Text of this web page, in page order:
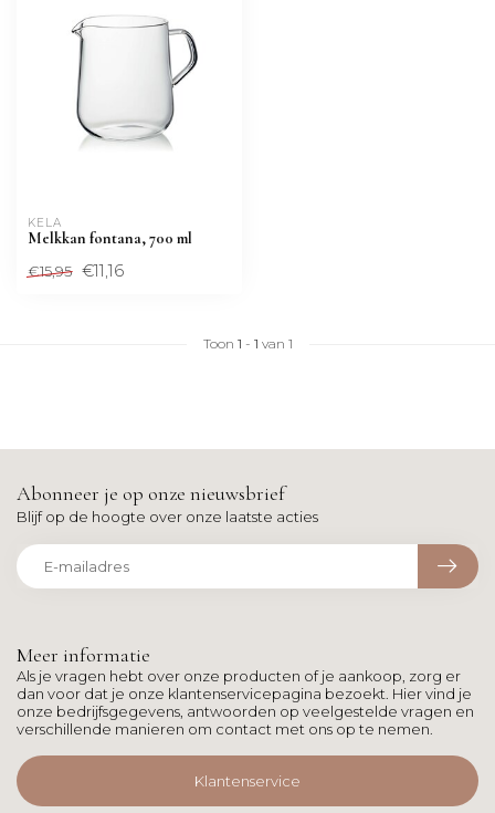
KELA
Melkkan fontana, 700 ml
€15,95 €11,16
Toon 1 - 1 van 1
Meer informatie
Als je vragen hebt over onze producten of je aankoop, zorg er
dan voor dat je onze klantenservicepagina bezoekt. Hier vind je
onze bedrijfsgegevens, antwoorden op veelgestelde vragen en
verschillende manieren om contact met ons op te nemen.
Klantenservice
Abonneer je op onze nieuwsbrief
Blijf op de hoogte over onze laatste acties